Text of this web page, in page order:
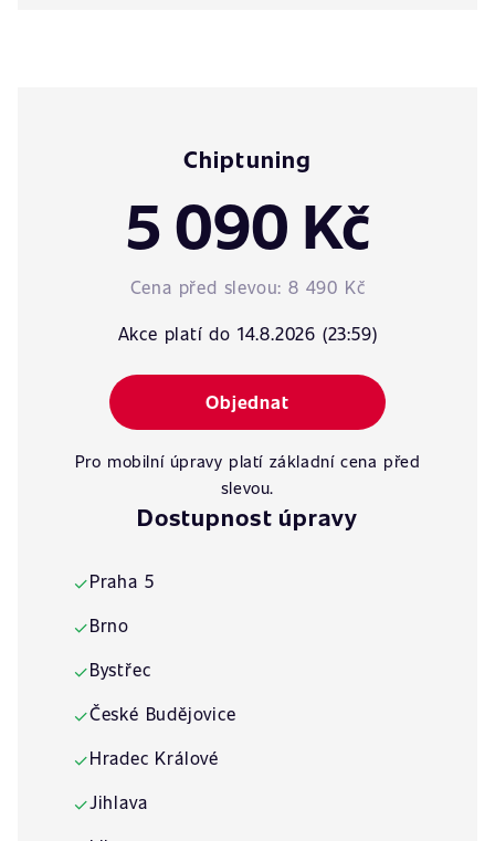
Chiptuning
5 090 Kč
Cena před slevou: 8 490 Kč
Akce platí do 14.8.2026 (23:59)
Objednat
Pro mobilní úpravy platí základní cena před
slevou.
Dostupnost úpravy
✓Praha 5
✓Brno
✓Bystřec
✓České Budějovice
✓Hradec Králové
✓Jihlava